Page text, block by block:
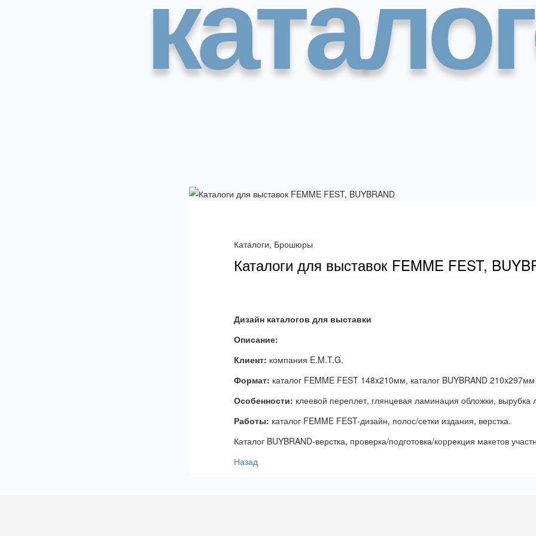
Каталоги, Брошюры
Каталоги для выставок FEMME FEST,
Дизайн каталогов для выставки
Описание:
Клиент: компания E.M.T.G.
Формат: каталог FEMME FEST 148x210мм, каталог BUYBRAND 210x297мм
Особенности: клеевой переплет, глянцевая ламинация обложки, вырубка
Работы: каталог FEMME FEST-дизайн, полос/сетки издания, верстка.
Каталог BUYBRAND-верстка, проверка/подготовка/коррекция макетов
Назад